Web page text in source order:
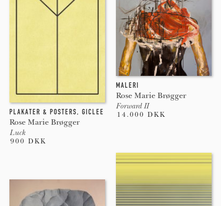
PLAKATER & POSTERS, GICLEE
Rose Marie Brøgger
Luck
900 DKK
MALERI
Rose Marie Brøgger
Forward II
14.000 DKK